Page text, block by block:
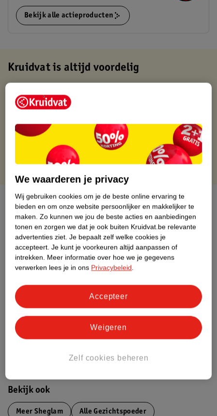
Bekijk alle actieproducten
Kruidvat is altijd voordelig
Op werkdagen voor 22:00 uur besteld, volgende dag in huis
Gratis retourneren binnen 30 dagen
Gratis punten met je Kruidvat kaart
Over dit product
Productinformatie
Etiketinformatie
Dit product heeft (nog) geen Nature
Meer informatie
Bestel & Bezorginformatie
Bekijk ook
Meer Sheglam Alle Gezichtspoeder
We waarderen je privacy
Wij gebruiken cookies om je de beste online ervaring te
bieden en om onze website persoonlijker en makkelijker te
maken. Zo kunnen we jou de beste acties en aanbiedingen
tonen en zorgen we dat je ook buiten Kruidvat.be relevante
advertenties ziet. Je bepaalt zelf welke cookies je
accepteert. Je kunt je voorkeuren altijd aanpassen of
intrekken. Meer informatie over hoe we je gegevens
verwerken lees je in ons Privacybeleid.
Zelf cookies beheren
Weigeren
Accepteer